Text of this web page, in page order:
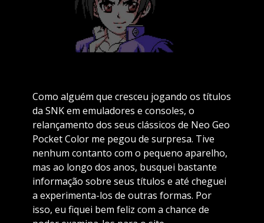
Como alguém que cresceu jogando os títulos
da SNK em emuladores e consoles, o
relançamento dos seus clássicos de Neo Geo
Pocket Color me pegou de surpresa. Tive
nenhum contanto com o pequeno aparelho,
mas ao longo dos anos, busquei bastante
informação sobre seus títulos e até cheguei
a experimenta-los de outras formas. Por
isso, eu fiquei bem feliz com a chance de